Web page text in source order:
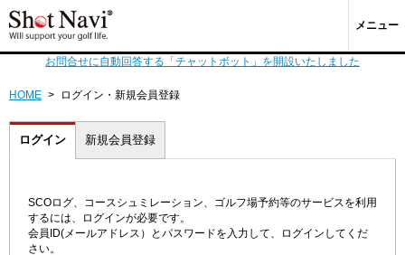
メニュー
お問合せに自動回答する「チャットボット」を開設いたしました
HOME > ログイン・新規会員登録
ログイン 新規会員登録
SCOログ、コースシュミレーション、ゴルフ場予約等のサービスを利用
するには、ログインが必要です。
会員ID(メールアドレス）とパスワードを入力して、ログインしてくだ
さい。